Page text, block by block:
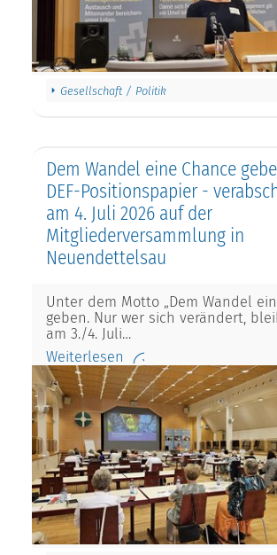
Gesellschaft / Politik
Dem Wandel eine Chance
DEF-Positionspapier -
am 4. Juli 2026 auf der
Mitgliederversammlung in
Neuendettelsau
Unter dem Motto „Dem Wandel
geben. Nur wer sich verändert,
am 3./4. Juli…
Weiterlesen